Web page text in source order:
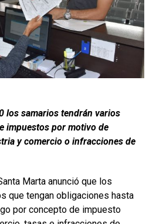
los samarios tendrán varios
impuestos por motivo de
y comercio o infracciones de
Marta anunció que los
que tengan obligaciones hasta
por concepto de impuesto